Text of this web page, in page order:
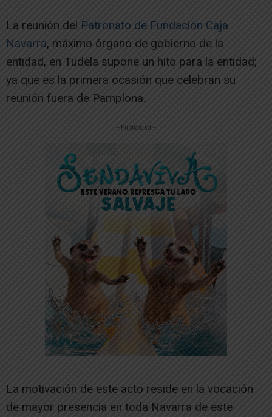
La reunión del Patronato de Fundación Caja
Navarra, máximo órgano de gobierno de la
entidad, en Tudela supone un hito para la entidad;
ya que es la primera ocasión que celebran su
reunión fuera de Pamplona.
-- Publicidad --
La motivación de este acto reside en la vocación
de mayor presencia en toda Navarra de este